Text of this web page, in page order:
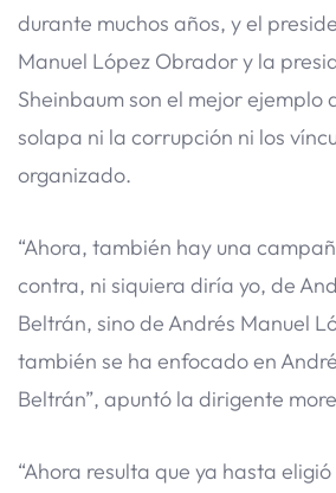
durante muchos años, y el
Manuel López Obrador y la
Sheinbaum son el mejor ejemplo
solapa ni la corrupción ni los
organizado.
“Ahora, también hay una
contra, ni siquiera diría yo, de
Beltrán, sino de Andrés Manuel
también se ha enfocado en
Beltrán”, apuntó la dirigente
“Ahora resulta que ya hasta